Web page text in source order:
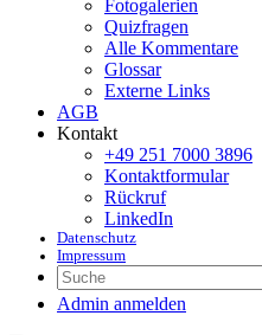
Fotogalerien
Quizfragen
Alle Kommentare
Glossar
Externe Links
AGB
Kontakt
+49 251 7000 3896
Kontaktformular
Rückruf
LinkedIn
Datenschutz
Impressum
Admin anmelden